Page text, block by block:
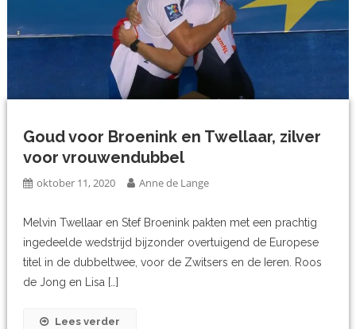
Goud voor Broenink en Twellaar, zilver
voor vrouwendubbel
oktober 11, 2020 Anne de Lange
Melvin Twellaar en Stef Broenink pakten met een prachtig
ingedeelde wedstrijd bijzonder overtuigend de Europese
titel in de dubbeltwee, voor de Zwitsers en de Ieren. Roos
de Jong en Lisa […]
Lees verder